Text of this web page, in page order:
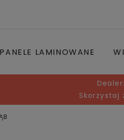
PANELE LAMINOWANE
Skorzystaj